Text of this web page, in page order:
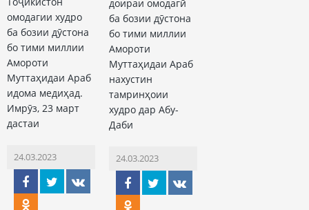
омодагии худро
ба бозии дӯстона
бо тими миллии
Амороти
Муттаҳидаи Араб
идома медиҳад.
Имрӯз, 23 март
дастаи
24.03.2023
доираи омодагӣ
ба бозии дӯстона
бо тими миллии
Амороти
Муттаҳидаи Араб
нахустин
тамринҳоии
худро дар Абу-
Даби
24.03.2023